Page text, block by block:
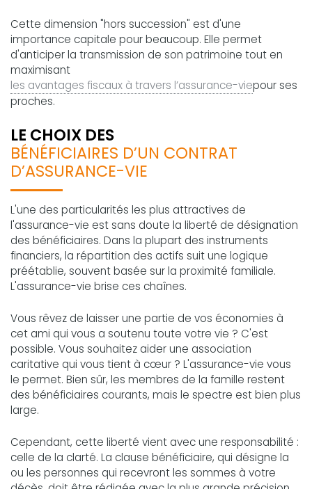
Cette dimension "hors succession" est d'une
importance capitale pour beaucoup. Elle permet
d'anticiper la transmission de son patrimoine tout en
maximisant
les avantages fiscaux à travers l’assurance-viepour ses
proches.
LE CHOIX DES
BÉNÉFICIAIRES D’UN CONTRAT
D’ASSURANCE-VIE
L'une des particularités les plus attractives de
l'assurance-vie est sans doute la liberté de désignation
des bénéficiaires. Dans la plupart des instruments
financiers, la répartition des actifs suit une logique
préétablie, souvent basée sur la proximité familiale.
L'assurance-vie brise ces chaînes.
Vous rêvez de laisser une partie de vos économies à
cet ami qui vous a soutenu toute votre vie ? C'est
possible. Vous souhaitez aider une association
caritative qui vous tient à cœur ? L'assurance-vie vous
le permet. Bien sûr, les membres de la famille restent
des bénéficiaires courants, mais le spectre est bien plus
large.
Cependant, cette liberté vient avec une responsabilité :
celle de la clarté. La clause bénéficiaire, qui désigne la
ou les personnes qui recevront les sommes à votre